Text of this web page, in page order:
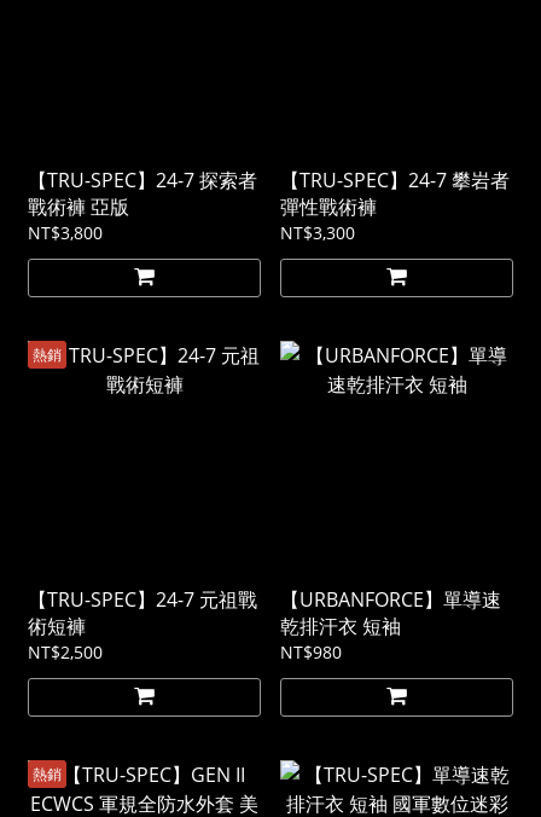
【TRU-SPEC】24-7 探索者
戰術褲 亞版
NT$3,800
【TRU-SPEC】24-7 攀岩者
彈性戰術褲
NT$3,300
熱銷
【TRU-SPEC】24-7 元祖戰
術短褲
NT$2,500
【URBANFORCE】單導速
乾排汗衣 短袖
NT$980
熱銷